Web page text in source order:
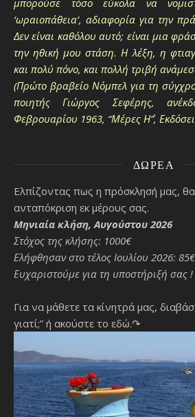
‘ωραιοπάθεια’, αδιαφορία για την
Δεν είναι καθόλου αυτό; είναι μια
την ηθική μου στάση. Η λέξη, η
και πολύ πόνο, και πολλή τριβή
(Πρώτο βραβείο Νόμπελ για τη
ποιητής Γιώργος Σεφέρης,
Φεβρουαρίου 1963, “Μέρες Η΄”,
ΔΩΡΕΆ
Ελπίζοντας πως η πρόσκλησή μας, θα
ανταπόκριση εκ μέρους σας.
Μηνιαία κλήση, Αυγούστου 2026
Στόχος της κλήσης: 1000€
Ελήφθησαν στο τέλος Ιουλίου 2026: 85€
Ευχαριστούμε για τη υποστήριξή σας !
Για να μάθετε τα κίνητρά μας,
γιατί;” ή ακούστε το εδώ.↷